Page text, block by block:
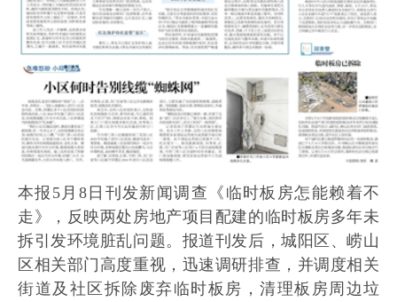
本报5月8日刊发新闻调查《临时板房怎能赖着不
走》，反映两处房地产项目配建的临时板房多年未
拆引发环境脏乱问题。报道刊发后，城阳区、崂山
区相关部门高度重视，迅速调研排查，并调度相关
街道及社区拆除废弃临时板房，清理板房周边垃